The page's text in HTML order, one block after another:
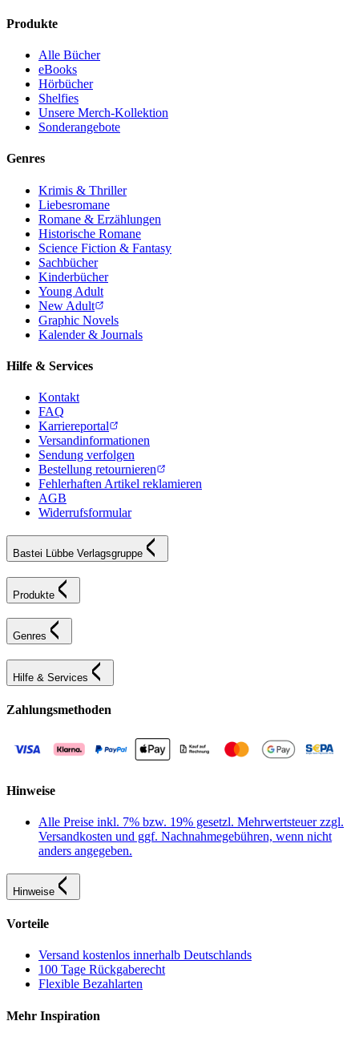
Produkte
Alle Bücher
eBooks
Hörbücher
Shelfies
Unsere Merch-Kollektion
Sonderangebote
Genres
Krimis & Thriller
Liebesromane
Romane & Erzählungen
Historische Romane
Science Fiction & Fantasy
Sachbücher
Kinderbücher
Young Adult
New Adult
Graphic Novels
Kalender & Journals
Hilfe & Services
Kontakt
FAQ
Karriereportal
Versandinformationen
Sendung verfolgen
Bestellung retournieren
Fehlerhaften Artikel reklamieren
AGB
Widerrufsformular
Bastei Lübbe Verlagsgruppe
Produkte
Genres
Hilfe & Services
Zahlungsmethoden
Hinweise
Alle Preise inkl. 7% bzw. 19% gesetzl. Mehrwertsteuer zzgl.
Versandkosten und ggf. Nachnahmegebühren, wenn nicht
anders angegeben.
Hinweise
Vorteile
Versand kostenlos innerhalb Deutschlands
100 Tage Rückgaberecht
Flexible Bezahlarten
Mehr Inspiration